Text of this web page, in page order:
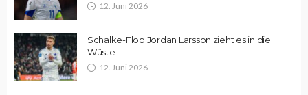
12. Juni 2026
Schalke-Flop Jordan Larsson zieht es in die
Wüste
12. Juni 2026